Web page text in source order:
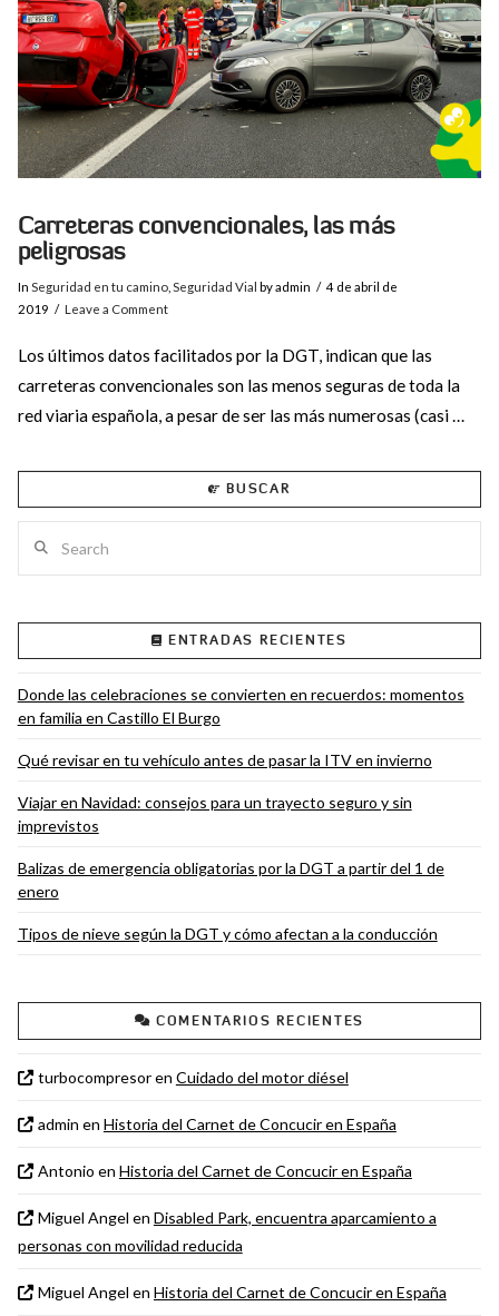
VIEW POST
Carreteras convencionales, las más
peligrosas
In Seguridad en tu camino, Seguridad Vial by admin
4 de abril de
2019
Leave a Comment
Los últimos datos facilitados por la DGT, indican que las
carreteras convencionales son las menos seguras de toda la
red viaria española, a pesar de ser las más numerosas (casi …
BUSCAR
ENTRADAS RECIENTES
Donde las celebraciones se convierten en recuerdos: momentos
en familia en Castillo El Burgo
Qué revisar en tu vehículo antes de pasar la ITV en invierno
Viajar en Navidad: consejos para un trayecto seguro y sin
imprevistos
Balizas de emergencia obligatorias por la DGT a partir del 1 de
enero
Tipos de nieve según la DGT y cómo afectan a la conducción
COMENTARIOS RECIENTES
turbocompresoren Cuidado del motor diésel
admin en Historia del Carnet de Concucir en España
Antonio en Historia del Carnet de Concucir en España
Miguel Angel en Disabled Park, encuentra aparcamiento a
personas con movilidad reducida
Miguel Angel en Historia del Carnet de Concucir en España